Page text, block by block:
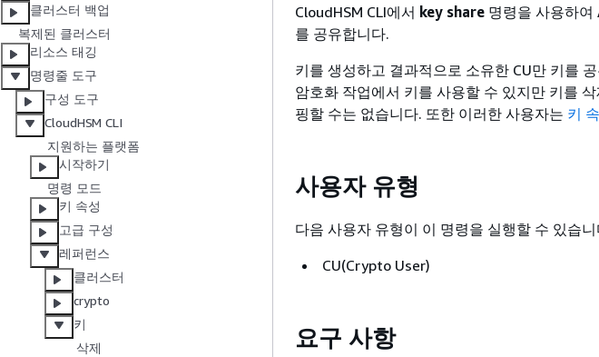
클러스터 백업
복제된 클러스터
리소스 태깅
명령줄 도구
구성 도구
CloudHSM CLI
지원하는 플랫폼
시작하기
명령 모드
키 속성
고급 구성
레퍼런스
클러스터
crypto
키
삭제
CloudHSM CLI에서 key share 명령을 사용하여
를 공유합니다.
키를 생성하고 결과적으로 소유한 CU만 키를
암호화 작업에서 키를 사용할 수 있지만 키를
핑할 수는 없습니다. 또한 이러한 사용자는 키
사용자 유형
다음 사용자 유형이 이 명령을 실행할 수 있습니
CU(Crypto User)
요구 사항